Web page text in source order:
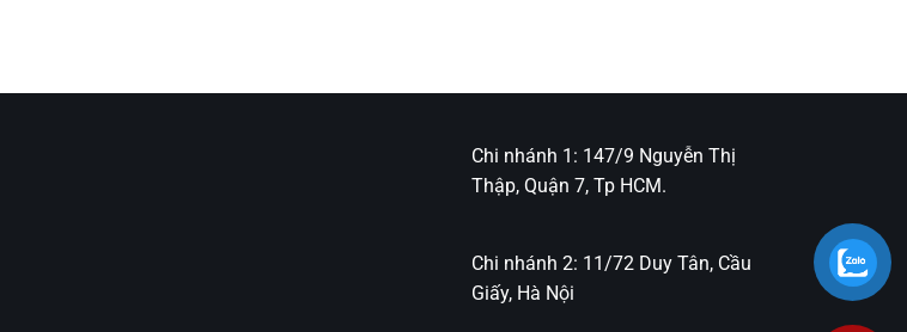
Chi nhánh 1: 147/9 Nguyễn Thị
Thập, Quận 7, Tp HCM.
Chi nhánh 2: 11/72 Duy Tân, Cầu
Giấy, Hà Nội